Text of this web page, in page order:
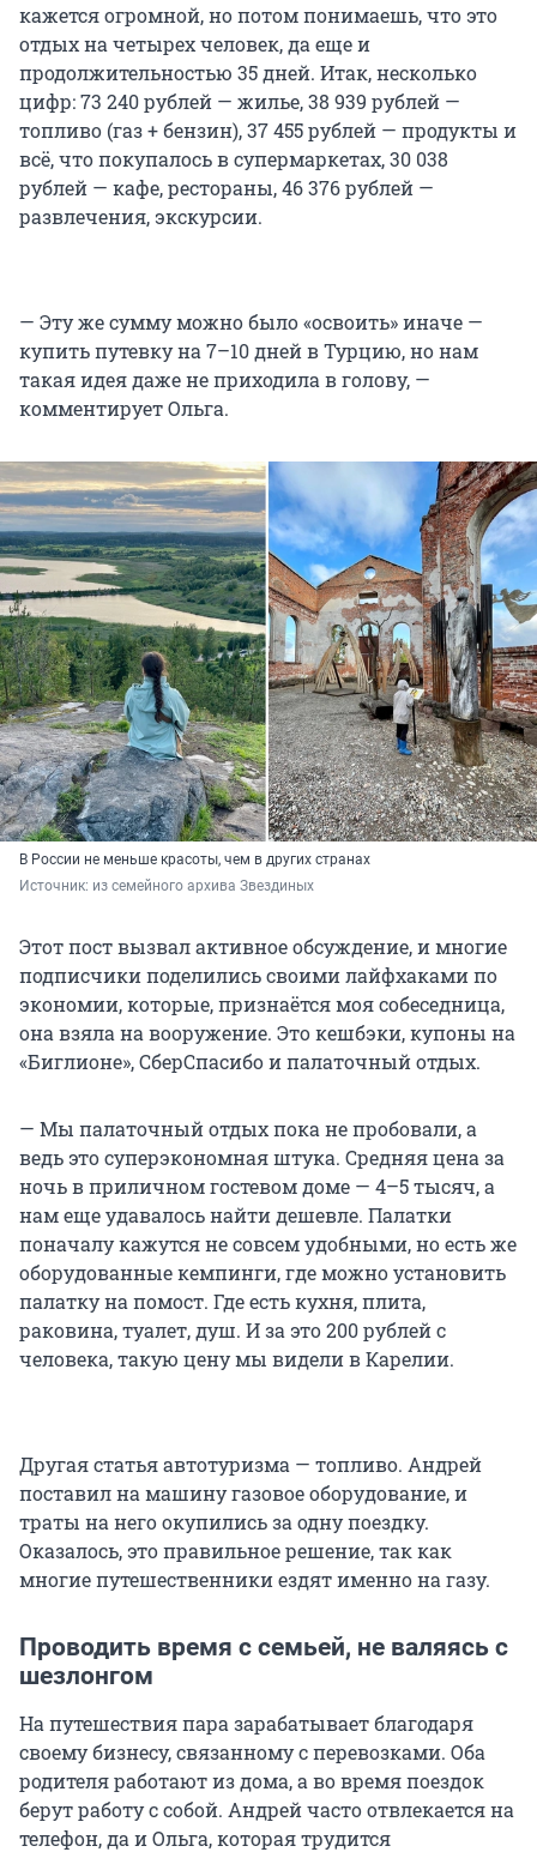
кажется огромной, но потом понимаешь, что это
отдых на четырех человек, да еще и
продолжительностью 35 дней. Итак, несколько
цифр: 73 240 рублей — жилье, 38 939 рублей —
топливо (газ + бензин), 37 455 рублей — продукты и
всё, что покупалось в супермаркетах, 30 038
рублей — кафе, рестораны, 46 376 рублей —
развлечения, экскурсии.
— Эту же сумму можно было «освоить» иначе —
купить путевку на 7–10 дней в Турцию, но нам
такая идея даже не приходила в голову, —
комментирует Ольга.
В России не меньше красоты, чем в других странах
Источник: из семейного архива Звездиных
Этот пост вызвал активное обсуждение, и многие
подписчики поделились своими лайфхаками по
экономии, которые, признаётся моя собеседница,
она взяла на вооружение. Это кешбэки, купоны на
«Биглионе», СберСпасибо и палаточный отдых.
— Мы палаточный отдых пока не пробовали, а
ведь это суперэкономная штука. Средняя цена за
ночь в приличном гостевом доме — 4–5 тысяч, а
нам еще удавалось найти дешевле. Палатки
поначалу кажутся не совсем удобными, но есть же
оборудованные кемпинги, где можно установить
палатку на помост. Где есть кухня, плита,
раковина, туалет, душ. И за это 200 рублей с
человека, такую цену мы видели в Карелии.
Другая статья автотуризма — топливо. Андрей
поставил на машину газовое оборудование, и
траты на него окупились за одну поездку.
Оказалось, это правильное решение, так как
многие путешественники ездят именно на газу.
Проводить время с семьей, не валяясь с
шезлонгом
На путешествия пара зарабатывает благодаря
своему бизнесу, связанному с перевозками. Оба
родителя работают из дома, а во время поездок
берут работу с собой. Андрей часто отвлекается на
телефон, да и Ольга, которая трудится